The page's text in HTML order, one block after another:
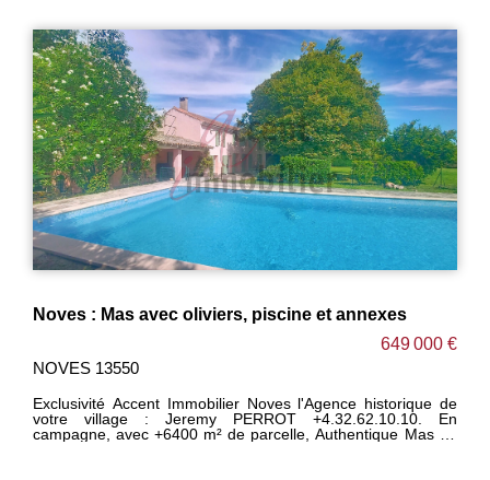
Noves : Mas avec oliviers, piscine et annexes
649 000 €
NOVES 13550
Exclusivité Accent Immobilier Noves l'Agence historique de
votre village : Jeremy PERROT +4.32.62.10.10. En
campagne, avec +6400 m² de parcelle, Authentique Mas au